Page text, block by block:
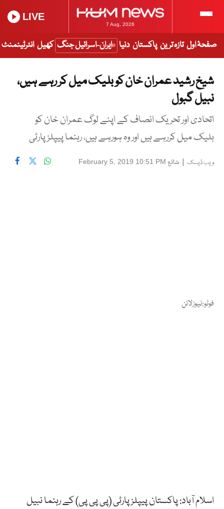
7 Aug, 2026
LIVE
صفحۂ اول تازہ ترین پاکستان دنیا ایران-اسرائیل جنگ کھیل انٹرٹینمنٹ
شیخ رشید عمران خان کو بلیک میل کر رہے ہیں،
نبیل گبول
اتحادی اور تحریک انصاف کے اپنے لوگ عمران خان کو
بلیک میل کررہے ہیں اور وہ ہورہے ہیں، رہنما پیپلزپارٹی
ویب ڈیسک | شائع February 5, 2019 10:51 PM
فوٹو:نیوزلائن
اسلام آباد: پاکستان پیپلز پارٹی (پی پی پی) کے رہنما نبیل